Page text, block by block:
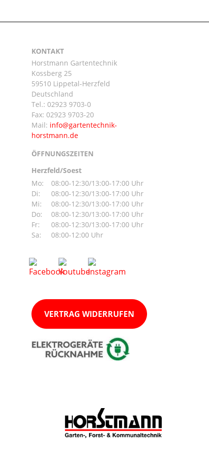
KONTAKT
Horstmann Gartentechnik
Kossberg 25
59510 Lippetal-Herzfeld
Deutschland
Tel.: 02923 9703-0
Fax: 02923 9703-20
Mail:
ÖFFNUNGSZEITEN
Herzfeld/Soest
Mo:
08:00-12:30/13:00-17:00 Uhr
Di:
08:00-12:30/13:00-17:00 Uhr
Mi:
08:00-12:30/13:00-17:00 Uhr
Do:
08:00-12:30/13:00-17:00 Uhr
Fr:
08:00-12:30/13:00-17:00 Uhr
Sa:
08:00-12:00 Uhr
VERTRAG WIDERRUFEN